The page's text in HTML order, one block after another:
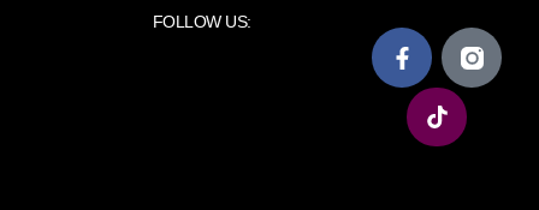
FOLLOW US: